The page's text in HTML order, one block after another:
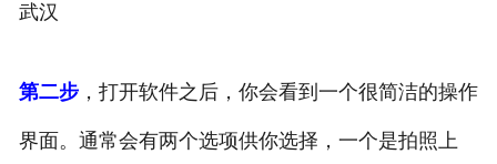
武汉
第二步，打开软件之后，你会看到一个很简洁的操作
界面。通常会有两个选项供你选择，一个是拍照上